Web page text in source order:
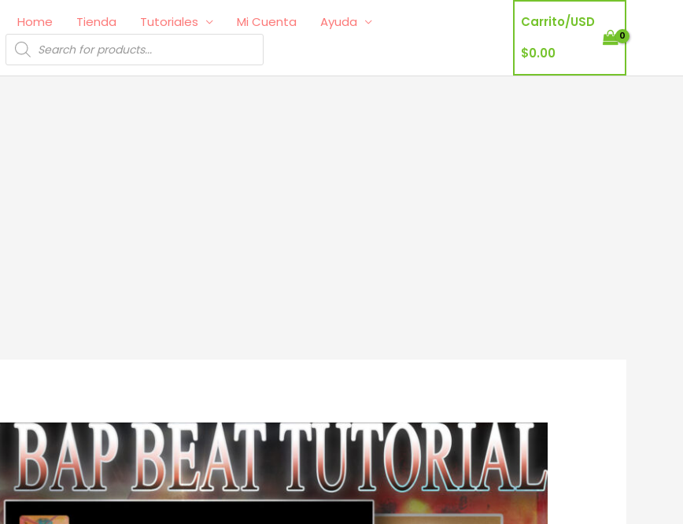
Home Tienda Tutoriales Mi Cuenta
Ayuda
Búsqueda
de
productos
Carrito/USD
$0.00